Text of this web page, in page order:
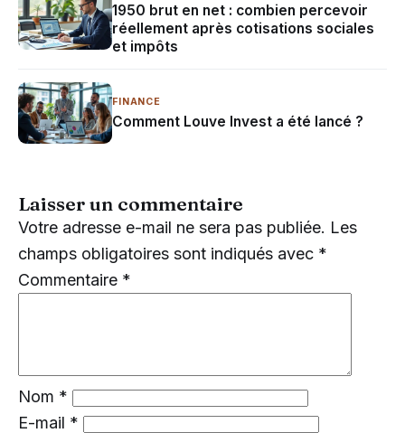
1950 brut en net : combien percevoir
réellement après cotisations sociales
et impôts
FINANCE
Comment Louve Invest a été lancé ?
Laisser un commentaire
Votre adresse e-mail ne sera pas publiée. Les
champs obligatoires sont indiqués avec *
Commentaire *
Nom *
E-mail *